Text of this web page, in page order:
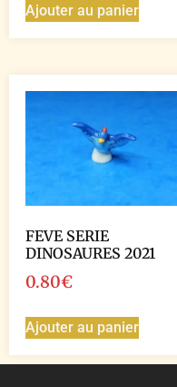
Ajouter au panier
FEVE SERIE
DINOSAURES 2021
0.80€
Ajouter au panier